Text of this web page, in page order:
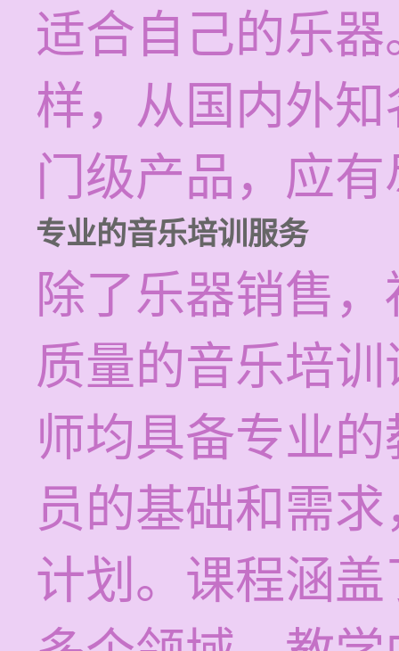
适合自己的乐
样，从国内外
门级产品，应
专业的音乐培训服务
除了乐器销售
质量的音乐培
师均具备专业
员的基础和需
计划。课程涵